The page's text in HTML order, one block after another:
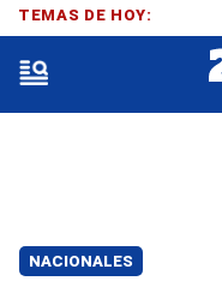
NACIONALES
TEMAS DE HOY: